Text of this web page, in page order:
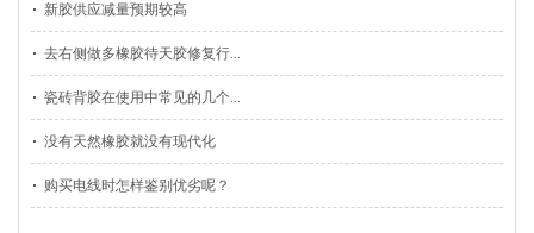
新胶供应减量预期较高
去右侧做多橡胶待天胶修复行...
瓷砖背胶在使用中常见的几个...
没有天然橡胶就没有现代化
购买电线时怎样鉴别优劣呢？